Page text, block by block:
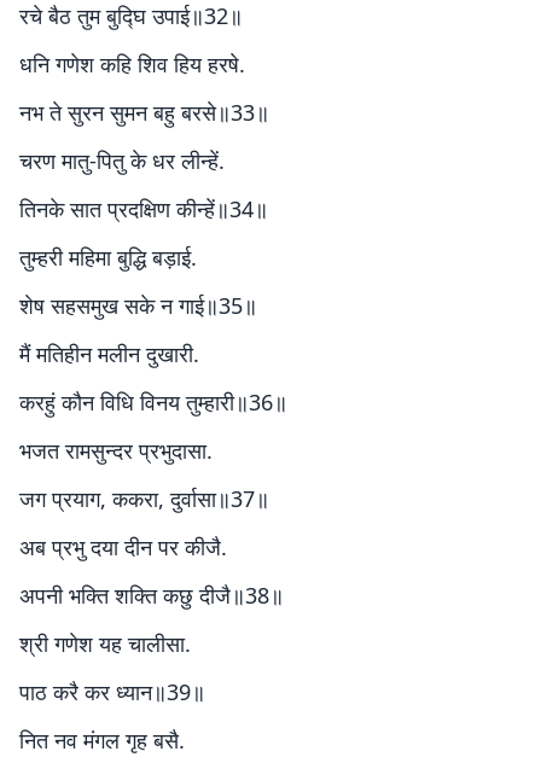
रचे बैठ तुम बुद्घि उपाई॥32॥
धनि गणेश कहि शिव हिय हरषे.
नभ ते सुरन सुमन बहु बरसे॥33॥
चरण मातु-पितु के धर लीन्हें.
तिनके सात प्रदक्षिण कीन्हें॥34॥
तुम्हरी महिमा बुद्ध‍ि बड़ाई.
शेष सहसमुख सके न गाई॥35॥
मैं मतिहीन मलीन दुखारी.
करहुं कौन विधि विनय तुम्हारी॥36॥
भजत रामसुन्दर प्रभुदासा.
जग प्रयाग, ककरा, दुर्वासा॥37॥
अब प्रभु दया दीन पर कीजै.
अपनी भक्ति शक्ति कछु दीजै॥38॥
श्री गणेश यह चालीसा.
पाठ करै कर ध्यान॥39॥
नित नव मंगल गृह बसै.